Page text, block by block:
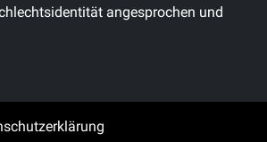
angesprochen und